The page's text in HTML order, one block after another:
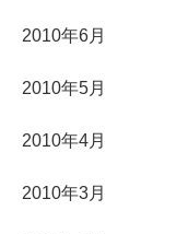
2010年6月
2010年5月
2010年4月
2010年3月